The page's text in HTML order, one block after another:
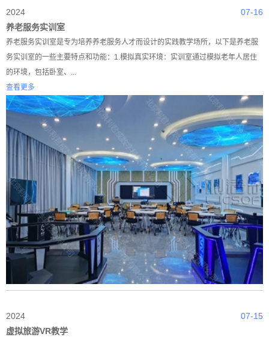
07-16
2024
养老服务实训室
养老服务实训室是专为培养养老服务人才而设计的实践教学场所，以下是养老服
务实训室的一些主要特点和功能：1.模拟真实环境：实训室通过模拟老年人居住
的环境，包括卧室、...
查看更多
07-15
2024
​虚拟旅游VR教学